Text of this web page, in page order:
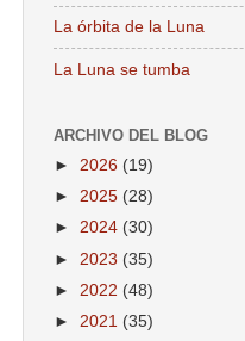
La órbita de la Luna
La Luna se tumba
ARCHIVO DEL BLOG
► 2026 (19)
► 2025 (28)
► 2024 (30)
► 2023 (35)
► 2022 (48)
► 2021 (35)